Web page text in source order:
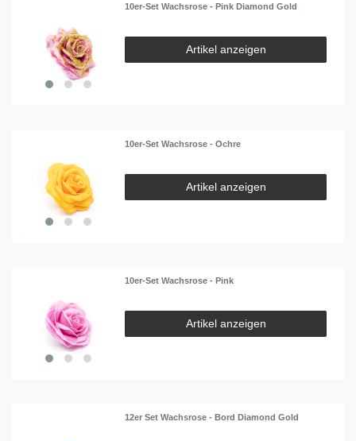
10er-Set Wachsrose - Pink Diamond Gold
Artikel anzeigen
10er-Set Wachsrose - Ochre
Artikel anzeigen
10er-Set Wachsrose - Pink
Artikel anzeigen
12er Set Wachsrose - Bord Diamond Gold